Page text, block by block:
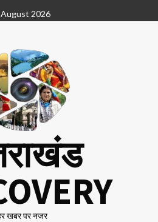
2026
खबर पर नजर